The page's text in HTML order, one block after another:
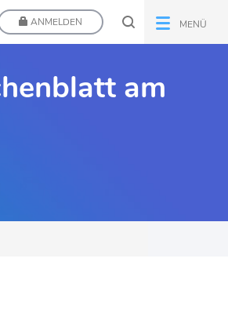
ANMELDEN MENÜ
am